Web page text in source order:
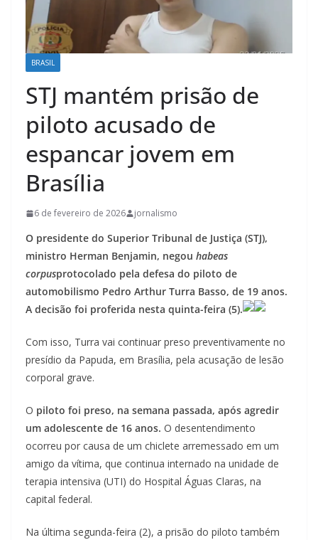
BRASIL
STJ mantém prisão de
piloto acusado de
espancar jovem em
Brasília
6 de fevereiro de 2026 jornalismo
O presidente do Superior Tribunal de Justiça (STJ),
ministro Herman Benjamin, negou habeas
corpusprotocolado pela defesa do piloto de
automobilismo Pedro Arthur Turra Basso, de 19 anos.
A decisão foi proferida nesta quinta-feira (5).
Com isso, Turra vai continuar preso preventivamente no
presídio da Papuda, em Brasília, pela acusação de lesão
corporal grave.
O piloto foi preso, na semana passada, após agredir
um adolescente de 16 anos. O desentendimento
ocorreu por causa de um chiclete arremessado em um
amigo da vítima, que continua internado na unidade de
terapia intensiva (UTI) do Hospital Águas Claras, na
capital federal.
Na última segunda-feira (2), a prisão do piloto também